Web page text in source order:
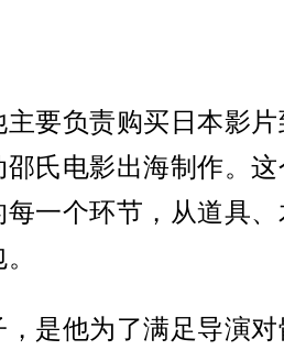
要负责购买日本影
氏电影出海制作。
一个环节，从道具
是他为了满足导演